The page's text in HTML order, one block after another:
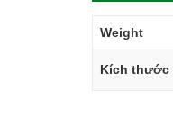
Weight
Kích thước